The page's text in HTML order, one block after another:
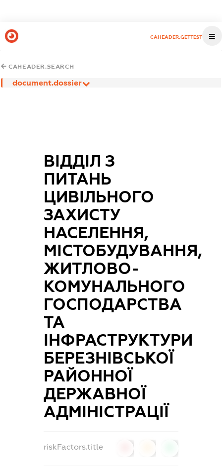
CAHEADER.GETTEST
CAHEADER.SEARCH
document.dossier
ВІДДІЛ З
ПИТАНЬ
ЦИВІЛЬНОГО
ЗАХИСТУ
НАСЕЛЕННЯ,
МІСТОБУДУВАННЯ,
ЖИТЛОВО-
КОМУНАЛЬНОГО
ГОСПОДАРСТВА
ТА
ІНФРАСТРУКТУРИ
БЕРЕЗНІВСЬКОЇ
РАЙОННОЇ
ДЕРЖАВНОЇ
АДМІНІСТРАЦІЇ
riskFactors.title